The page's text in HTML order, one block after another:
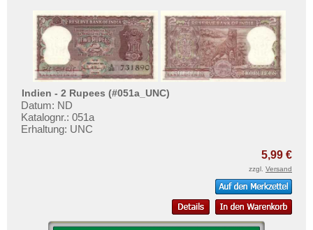
Indien - 2 Rupees (#051a_UNC)
Datum: ND
Katalognr.: 051a
Erhaltung: UNC
5,99 €
zzgl. Versand